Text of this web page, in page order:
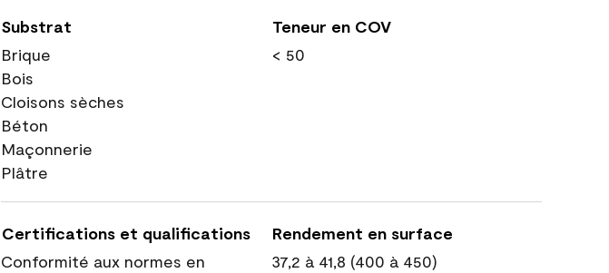
Substrat
Brique
Bois
Cloisons sèches
Béton
Maçonnerie
Plâtre
Teneur en COV
< 50
Certifications et qualifications
Conformité aux normes en
Rendement en surface
37,2 à 41,8 (400 à 450)